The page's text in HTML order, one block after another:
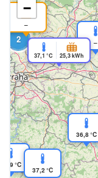
37,1 °C 25,3 kWh
–
34,9 °C
2 –
37,2 °C
36,8 °C
−